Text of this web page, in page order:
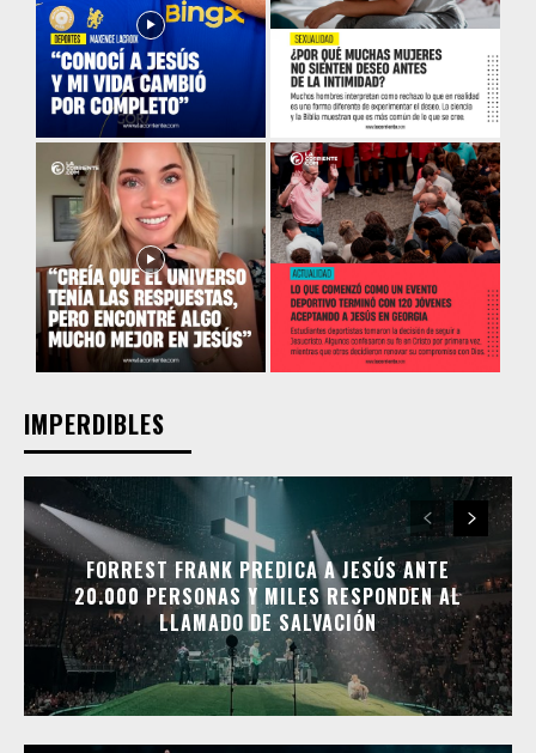
IMPERDIBLES
FORREST FRANK PREDICA A JESÚS ANTE
20.000 PERSONAS Y MILES RESPONDEN AL
LLAMADO DE SALVACIÓN